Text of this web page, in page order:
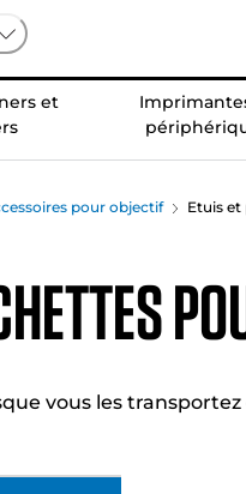
et
pour objectif Etuis
vous les